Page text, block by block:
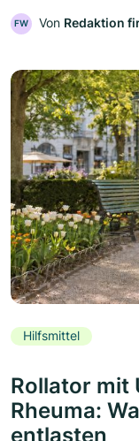
FW Von Redaktion
Hilfsmittel
Rollator mit
Rheuma:
entlasten